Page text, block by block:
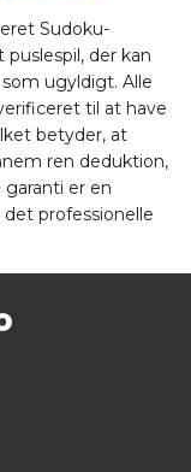
Sudoku-
der kan
ugyldigt. Alle
til at have
betyder, at
ren deduktion,
er en
professionelle